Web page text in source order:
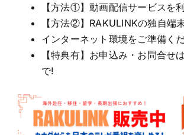
【方法①】動画配信サービスを
【方法②】RAKULINKの独自端
インターネット環境をご準備く
【特典有】お申込み・お問合せ
で!